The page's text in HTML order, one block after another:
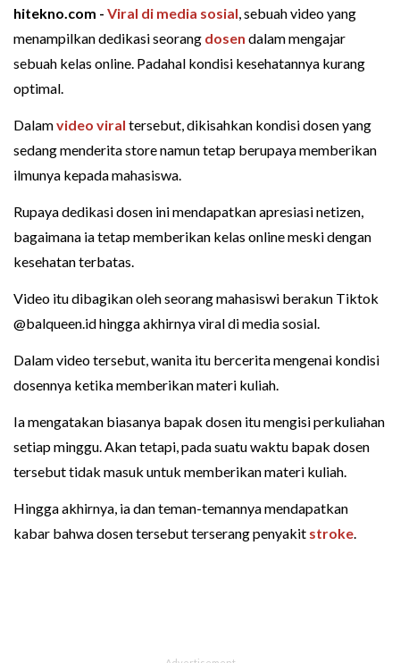
hitekno.com - Viral di media sosial, sebuah video yang
menampilkan dedikasi seorang dosen dalam mengajar
sebuah kelas online. Padahal kondisi kesehatannya kurang
optimal.
Dalamvideo viral tersebut, dikisahkan kondisi dosen yang
sedang menderita store namun tetap berupaya memberikan
ilmunya kepada mahasiswa.
Rupaya dedikasi dosen ini mendapatkan apresiasi netizen,
bagaimana ia tetap memberikan kelas online meski dengan
kesehatan terbatas.
Video itu dibagikan oleh seorang mahasiswi berakun Tiktok
@balqueen.id hingga akhirnya viral di media sosial.
Dalam video tersebut, wanita itu bercerita mengenai kondisi
dosennya ketika memberikan materi kuliah.
Ia mengatakan biasanya bapak dosen itu mengisi perkuliahan
setiap minggu. Akan tetapi, pada suatu waktu bapak dosen
tersebut tidak masuk untuk memberikan materi kuliah.
Hingga akhirnya, ia dan teman-temannya mendapatkan
kabar bahwa dosen tersebut terserang penyakit stroke.